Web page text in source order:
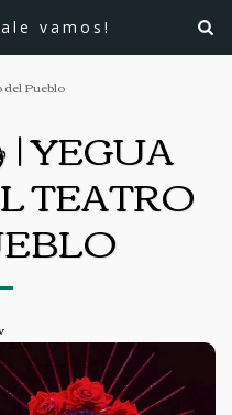
vamos!
del Pueblo
YEGUA
TEATRO